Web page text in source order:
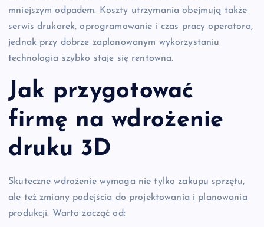
mniejszym odpadem. Koszty utrzymania obejmują także
serwis drukarek, oprogramowanie i czas pracy operatora,
jednak przy dobrze zaplanowanym wykorzystaniu
technologia szybko staje się rentowna.
Jak przygotować
firmę na wdrożenie
druku 3D
Skuteczne wdrożenie wymaga nie tylko zakupu sprzętu,
ale też zmiany podejścia do projektowania i planowania
produkcji. Warto zacząć od: